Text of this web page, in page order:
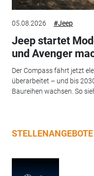
05.08.2026 #Jeep
Jeep startet
und Avenger
Der Compass fährt jetzt
überarbeitet – und bis
Baureihen wachsen. So
STELLENANGEBOTE